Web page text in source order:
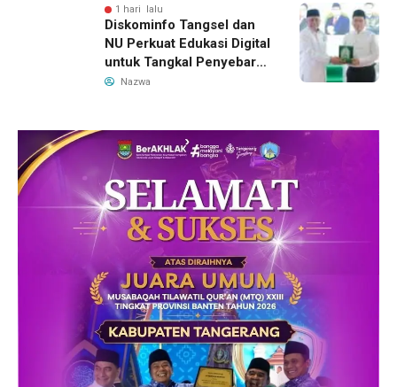
1 hari lalu
Diskominfo Tangsel dan
NU Perkuat Edukasi Digital
untuk Tangkal Penyebaran
Hoaks
Nazwa